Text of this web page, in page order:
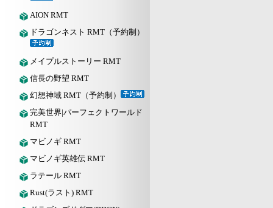
AION RMT
ドラゴンネスト RMT（予約制）
メイプルストーリー RMT
信長の野望 RMT
幻想神域 RMT（予約制）
完美世界|パーフェクトワールド
RMT
マビノギ RMT
マビノギ英雄伝 RMT
ラテール RMT
Rust(ラスト) RMT